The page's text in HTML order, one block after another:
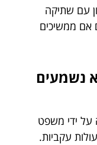
עם שתיקה
אם ממשיכים
שלא נשמעים
על ידי משפט
עקביות.